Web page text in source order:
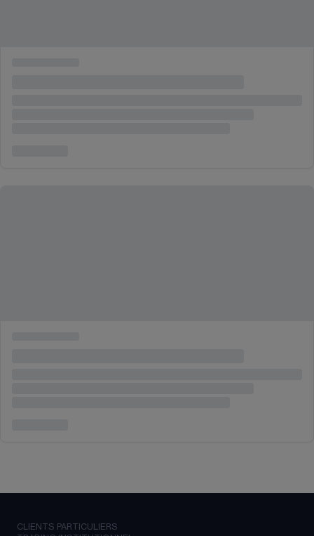
CLIENTS PARTICULIERS